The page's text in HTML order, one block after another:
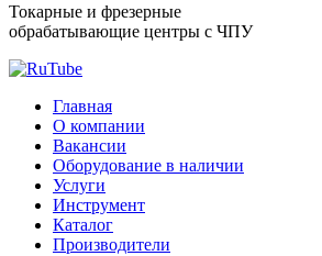
Токарные и фрезерные
обрабатывающие центры с ЧПУ
Главная
O компании
Вакансии
Оборудование в наличии
Услуги
Инструмент
Каталог
Производители